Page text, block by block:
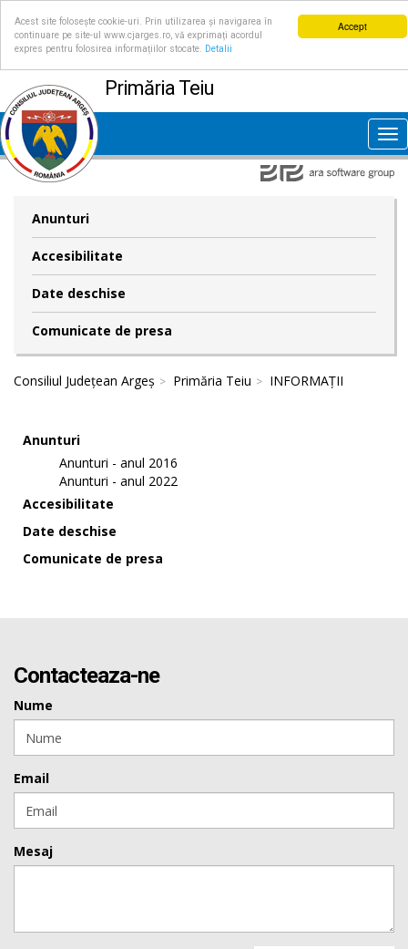
Accept
Acest site folosește cookie-uri. Prin utilizarea și navigarea în
continuare pe site-ul www.cjarges.ro, vă exprimați acordul
expres pentru folosirea informațiilor stocate.
Detalii
Primăria Teiu
Anunturi
Accesibilitate
Date deschise
Comunicate de presa
Consiliul Județean Argeș Primăria Teiu INFORMAȚII
Anunturi
Anunturi - anul 2016
Anunturi - anul 2022
Accesibilitate
Date deschise
Comunicate de presa
Contacteaza-ne
Nume
Email
Mesaj